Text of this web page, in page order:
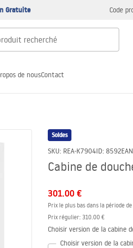
Gratuite Code
de nousContact
Soldes
SKU: REA-K7904ID: 8592EAN
Cabine de
301.00 €
Prix le plus bas dans la période
Prix régulier: 310.00 €
Choisir version de la cabine
Choisir version de la